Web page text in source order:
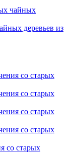
деревьев из
со старых